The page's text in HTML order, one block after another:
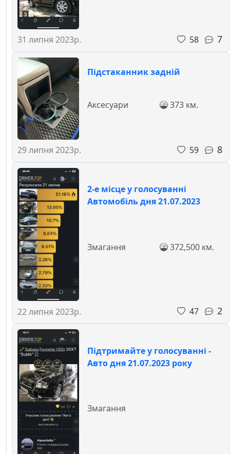
31 липня 2023р. 58 7
Підстаканник задній
29 липня 2023р.
Аксесуари 373 км.
59 8
2-е місце у голосуванні
Автомобіль дня 21.07.2023
22 липня 2023р.
Змагання 372,500 км.
47 2
Підтримайте у голосуванні -
Авто дня 21.07.2023 року
Змагання